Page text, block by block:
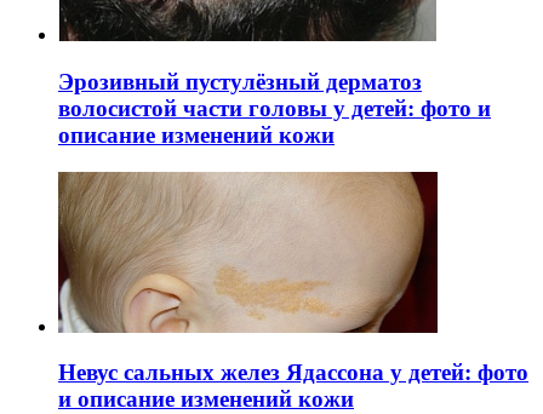
Эрозивный пустулёзный дерматоз
волосистой части головы у детей: фото и
описание изменений кожи
Невус сальных желез Ядассона у детей: фото
и описание изменений кожи